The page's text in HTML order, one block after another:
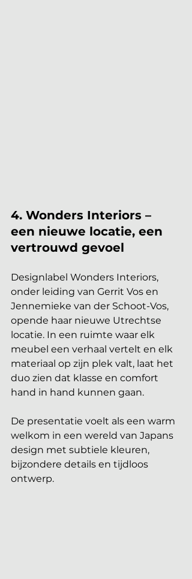
4. Wonders Interiors –
een nieuwe locatie, een
vertrouwd gevoel
Designlabel Wonders Interiors,
onder leiding van Gerrit Vos en
Jennemieke van der Schoot-Vos,
opende haar nieuwe Utrechtse
locatie. In een ruimte waar elk
meubel een verhaal vertelt en elk
materiaal op zijn plek valt, laat het
duo zien dat klasse en comfort
hand in hand kunnen gaan.
De presentatie voelt als een warm
welkom in een wereld van Japans
design met subtiele kleuren,
bijzondere details en tijdloos
ontwerp.